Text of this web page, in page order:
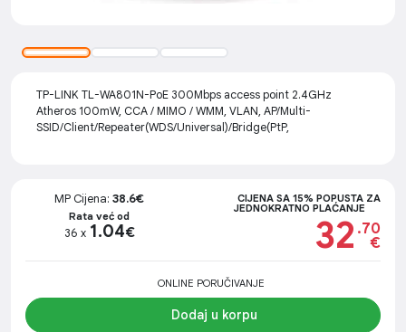
TP-LINK TL-WA801N-PoE 300Mbps access point 2.4GHz
Atheros 100mW, CCA / MIMO / WMM, VLAN, AP/Multi-
SSID/Client/Repeater(WDS/Universal)/Bridge(PtP,
MP Cijena:38.6€
Rata već od
36 x 1.04€
CIJENA SA 15% POPUSTA ZA
JEDNOKRATNO PLAĆANJE
32 .70
€
ONLINE PORUČIVANJE
Dodaj u korpu